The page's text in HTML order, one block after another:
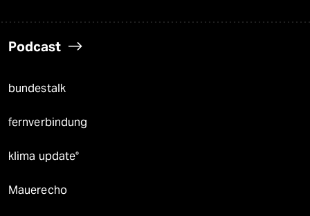
Podcast
bundestalk
fernverbindung
klima update°
Mauerecho